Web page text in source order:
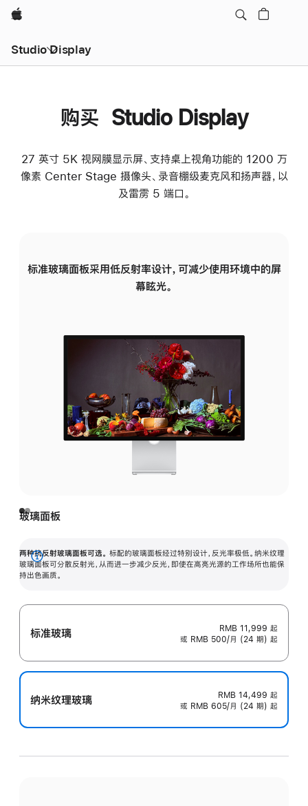
Apple
Studio Display
购买 Studio Display
27 英寸 5K 视网膜显示屏、支持桌上视角功能的 1200 万
像素 Center Stage 摄像头、录音棚级麦克风和扬声器，以
及雷雳 5 端口。
标准玻璃面板采用低反射率设计，可减少使用环境中的屏
幕眩光。
玻璃面板
两种抗反射玻璃面板可选。 标配的玻璃面板经过特别设计，反光率极低。纳米纹理
玻璃面板可分散反射光，从而进一步减少反光，即使在高亮光源的工作场所也能保
持出色画质。
展
开
标准玻璃 RMB 11,999 起
或 RMB 500/月 (24 期) 起
纳米纹理玻璃 RMB 14,499 起
或 RMB 605/月 (24 期) 起